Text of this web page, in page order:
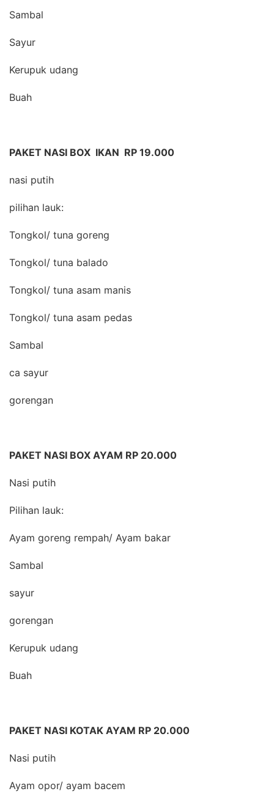
Sambal
Sayur
Kerupuk udang
Buah
PAKET NASI BOX IKAN RP 19.000
nasi putih
pilihan lauk:
Tongkol/ tuna goreng
Tongkol/ tuna balado
Tongkol/ tuna asam manis
Tongkol/ tuna asam pedas
Sambal
ca sayur
gorengan
PAKET NASI BOX AYAM RP 20.000
Nasi putih
Pilihan lauk:
Ayam goreng rempah/ Ayam bakar
Sambal
sayur
gorengan
Kerupuk udang
Buah
PAKET NASI KOTAK AYAM RP 20.000
Nasi putih
Ayam opor/ ayam bacem